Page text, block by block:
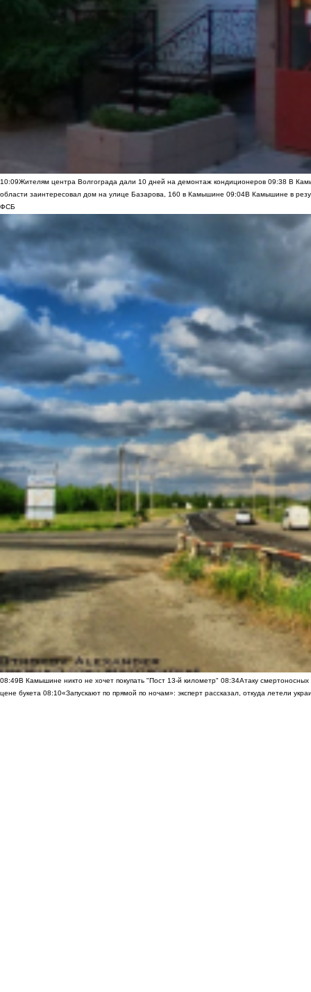
10:09Жителям центра Волгограда дали 10 дней на демонтаж кондиционеров 09:38 В
области заинтересовал дом на улице Базарова, 160 в Камышине 09:04В Камышине в
ФСБ
08:49В Камышине никто не хочет покупать "Пост 13-й километр" 08:34Атаку
цене букета 08:10«Запускают по прямой по ночам»: эксперт рассказал, откуда летели